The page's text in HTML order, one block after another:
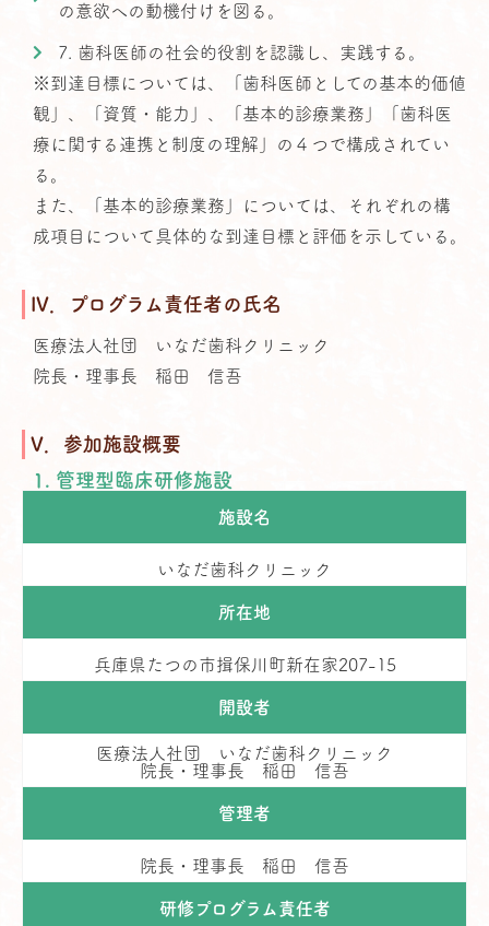
の意欲への動機付けを図る。
7. 歯科医師の社会的役割を認識し、実践する。
※到達目標については、「歯科医師としての基本的価値
観」、「資質・能力」、「基本的診療業務」「歯科医
療に関する連携と制度の理解」の４つで構成されてい
る。
また、「基本的診療業務」については、それぞれの構
成項目について具体的な到達目標と評価を示している。
IV．プログラム責任者の氏名
医療法人社団 いなだ歯科クリニック
院長・理事長 稲田 信吾
V．参加施設概要
1. 管理型臨床研修施設
施設名
いなだ歯科クリニック
所在地
兵庫県たつの市揖保川町新在家207-15
開設者
医療法人社団 いなだ歯科クリニック
院長・理事長 稲田 信吾
管理者
院長・理事長 稲田 信吾
研修プログラム責任者